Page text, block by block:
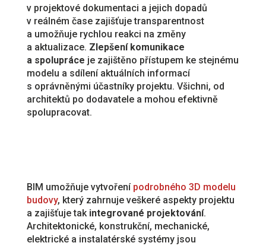
v projektové dokumentaci a jejich dopadů
v reálném čase zajišťuje transparentnost
a umožňuje rychlou reakci na změny
a aktualizace. Zlepšení komunikace
a spolupráce je zajištěno přístupem ke stejnému
modelu a sdílení aktuálních informací
s oprávněnými účastníky projektu. Všichni, od
architektů po dodavatele a mohou efektivně
spolupracovat.
BIM umožňuje vytvoření podrobného 3D modelu
budovy, který zahrnuje veškeré aspekty projektu
a zajišťuje tak integrované projektování.
Architektonické, konstrukční, mechanické,
elektrické a instalatérské systémy jsou